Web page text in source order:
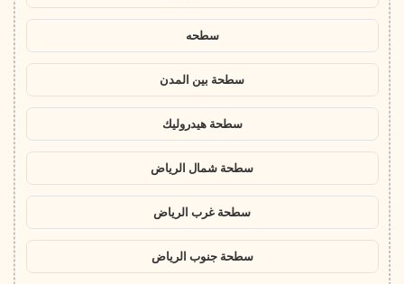
سطحه
سطحة بين المدن
سطحة هيدروليك
سطحة شمال الرياض
سطحة غرب الرياض
سطحة جنوب الرياض